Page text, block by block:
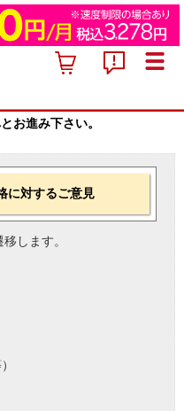
お進み下さい。
に対するご意見
します。